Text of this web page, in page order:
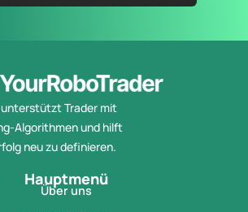
unterstützt Trader mit
Algorithmen und hilft
neu zu definieren.
Hauptmenü
Über uns